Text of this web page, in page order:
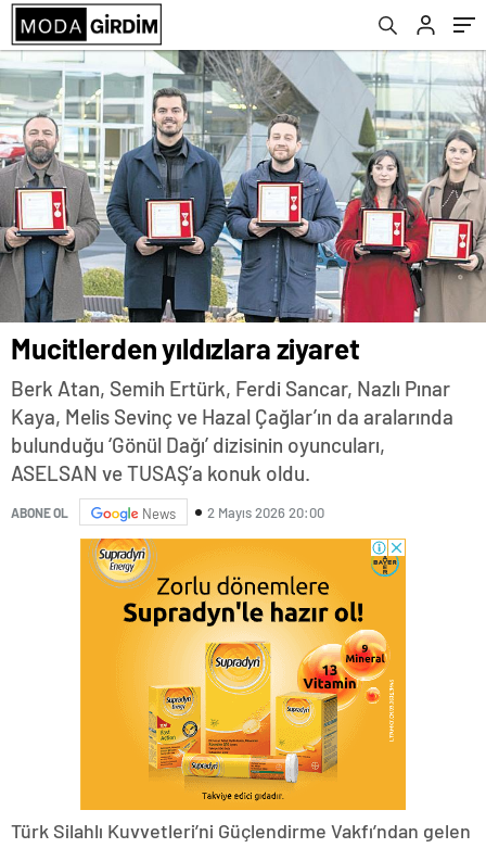
Mucitlerden yıldızlara ziyaret
Berk Atan, Semih Ertürk, Ferdi Sancar, Nazlı Pınar
Kaya, Melis Sevinç ve Hazal Çağlar’ın da aralarında
bulunduğu ‘Gönül Dağı’ dizisinin oyuncuları,
ASELSAN ve TUSAŞ’a konuk oldu.
ABONE OL News 2 Mayıs 2026 20:00
Türk Silahlı Kuvvetleri’ni Güçlendirme Vakfı’ndan gelen